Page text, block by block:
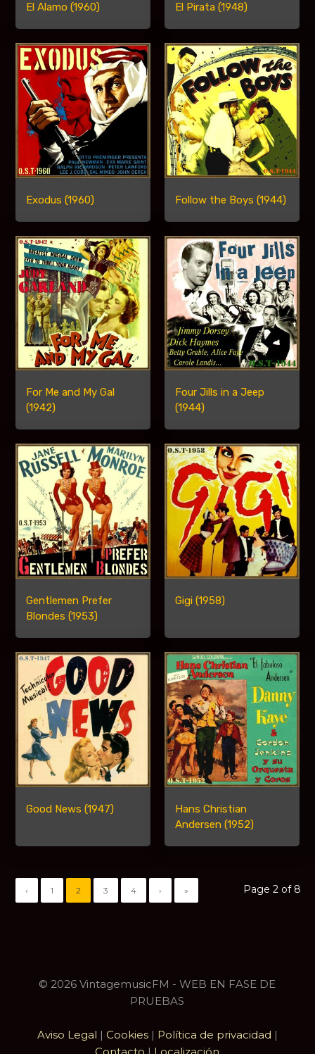
El Alamo (1960) El Pirata (1948)
Exodus (1960) Follow the Boys (1944)
For Me and My Gal
(1942)
Four Jills in a Jeep
(1944)
Gentlemen Prefer
Blondes (1953)
Gigi (1958)
Good News (1947)
Hans Christian
Andersen (1952)
Page 2 of 8
‹ 1 2 3 4 › »
© 2026 VintagemusicFM - WEB EN FASE DE
PRUEBAS
Aviso Legal | Cookies| Política de privacidad |
Contacto | Localización